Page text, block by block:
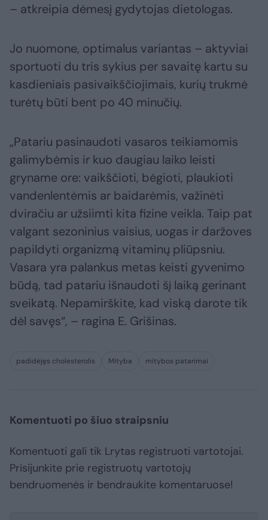
– atkreipia dėmesį gydytojas dietologas.
Jo nuomone, optimalus variantas – aktyviai
sportuoti du tris sykius per savaitę kartu su
kasdieniais pasivaikščiojimais, kurių trukmė
turėtų būti bent po 40 minučių.
„Patariu pasinaudoti vasaros teikiamomis
galimybėmis ir kuo daugiau laiko leisti
gryname ore: vaikščioti, bėgioti, plaukioti
vandenlentėmis ar baidarėmis, važinėti
dviračiu ar užsiimti kita fizine veikla. Taip pat
valgant sezoninius vaisius, uogas ir daržoves
papildyti organizmą vitaminų pliūpsniu.
Vasara yra palankus metas keisti gyvenimo
būdą, tad patariu išnaudoti šį laiką gerinant
sveikatą. Nepamirškite, kad viską darote tik
dėl savęs“, – ragina E. Grišinas.
padidėjęs cholesterolis Mityba mitybos patarimai
Komentuoti po šiuo straipsniu
Komentuoti gali tik Lrytas registruoti vartotojai.
Prisijunkite prie registruotų vartotojų
bendruomenės ir bendraukite komentaruose!